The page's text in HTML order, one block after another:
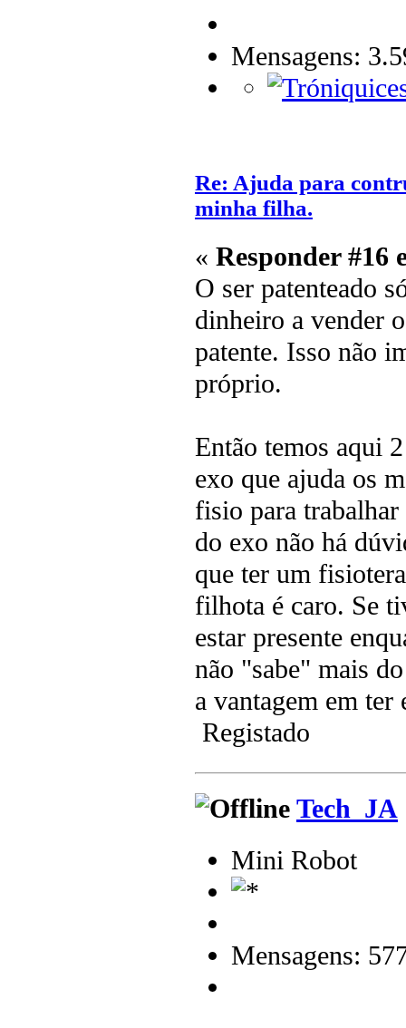
Mensagens:
Re: Ajuda para
minha filha.
« Responder #16
O ser patenteado
dinheiro a vender
patente. Isso não
próprio.
Então temos aqui
exo que ajuda os
fisio para
do exo não há
que ter um
filhota é caro. Se
estar presente
não "sabe" mais
a vantagem em ter
Registado
Tech_JA
Mini Robot
Mensagens: